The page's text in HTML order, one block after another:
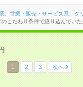
営業・販売・サービス系 ク
のこだわり条件で絞り込んでいた
1 2 3 次へ